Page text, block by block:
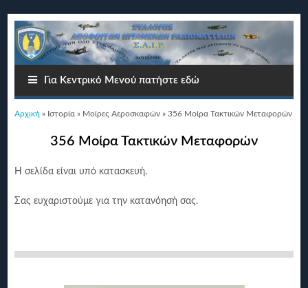
Για Κεντρικό Μενού πατήστε εδώ
Είστε εδώ
Αρχική » Ιστορία » Μοίρες Αεροσκαφών » 356 Μοίρα Τακτικών Μεταφορών
356 Μοίρα Τακτικών Μεταφορών
Η σελίδα είναι υπό κατασκευή.
Σας ευχαριστούμε για την κατανόησή σας.